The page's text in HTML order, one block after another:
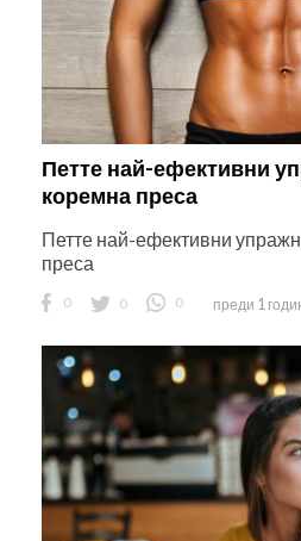
Петте най-ефективни
коремна преса
Петте най-ефективни
преса
0 0 0 преди 1